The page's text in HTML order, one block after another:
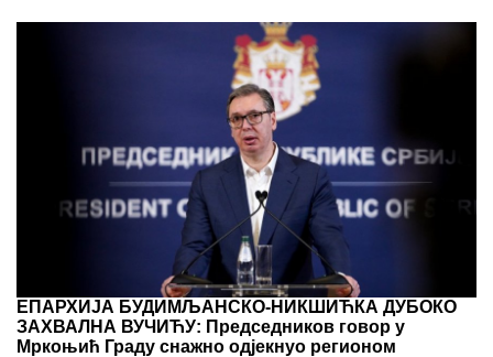
ЕПАРХИЈА БУДИМЉАНСКО-НИКШИЋКА ДУБОКО
ЗАХВАЛНА ВУЧИЋУ: Председников говор у
Мркоњић Граду снажно одјекнуо регионом